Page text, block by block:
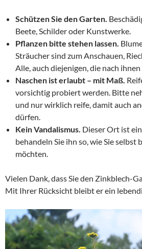
Schützen Sie den Garten.
Beete, Schilder oder Kunstwerke.
Pflanzen bitte stehen lassen.
Sträucher sind zum Anschauen,
Alle, auch diejenigen, die nach
Naschen ist erlaubt – mit Maß.
vorsichtig probiert werden. Bitte
und nur wirklich reife, damit auch
dürfen.
Kein Vandalismus. Dieser Ort ist
behandeln Sie ihn so, wie Sie selbst
möchten.
Vielen Dank, dass Sie den Zinkblech-
Mit Ihrer Rücksicht bleibt er ein